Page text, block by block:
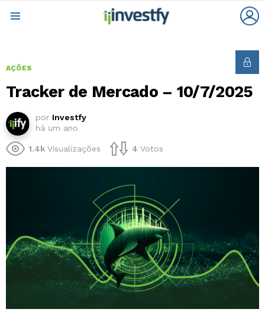
AÇÕES
Tracker de Mercado – 10/7/2025
por Investfy
há um ano
1.4k Visualizações 4 Votos